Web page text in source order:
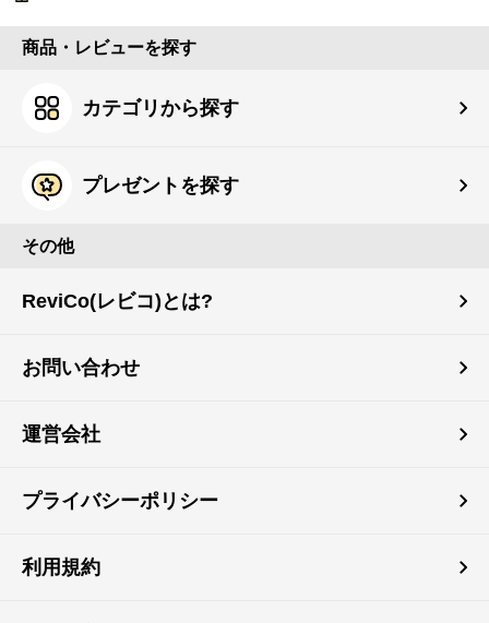
商品・レビューを探す
カテゴリから探す
プレゼントを探す
その他
ReviCo(レビコ)とは?
お問い合わせ
運営会社
プライバシーポリシー
利用規約